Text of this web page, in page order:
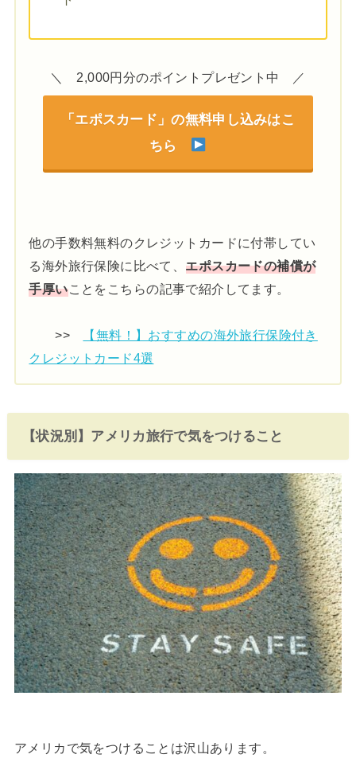
＼ 2,000円分のポイントプレゼント中 ／
「エポスカード」の無料申し込みはこ
ちら
他の手数料無料のクレジットカードに付帯してい
る海外旅行保険に比べて、 エポスカードの補償が
手厚いことをこちらの記事で紹介してます。
>>
【無料！】おすすめの海外旅行保険付き
クレジットカード4選
【状況別】アメリカ旅行で気をつけること
アメリカで気をつけることは沢山あります。